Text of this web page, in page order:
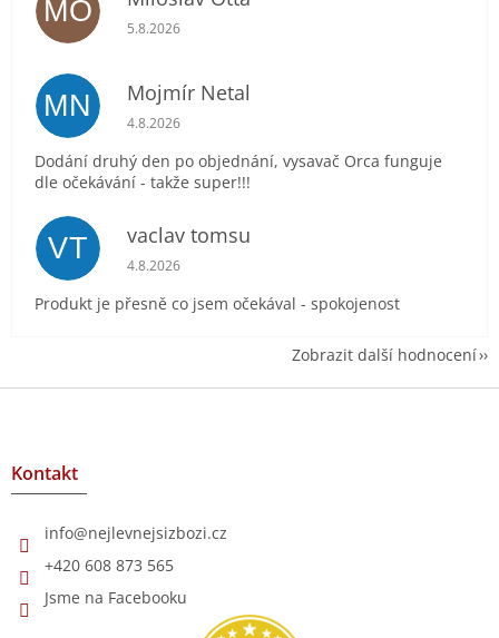
MO Hodnocení obchodu je 5 z 5 hvězdiček.
5.8.2026
MN Mojmír Netal
Hodnocení obchodu je 5 z 5 hvězdiček.
4.8.2026
Dodání druhý den po objednání, vysavač Orca funguje
dle očekávání - takže super!!!
VT vaclav tomsu
Hodnocení obchodu je 5 z 5 hvězdiček.
4.8.2026
Produkt je přesně co jsem očekával - spokojenost
Zobrazit další hodnocení
Z
Kontakt
info@nejlevnejsizbozi.cz
+420 608 873 565
Jsme na Facebooku